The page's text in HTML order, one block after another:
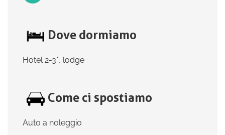
Dove dormiamo
Hotel 2-3*, lodge
Come ci spostiamo
Auto a noleggio